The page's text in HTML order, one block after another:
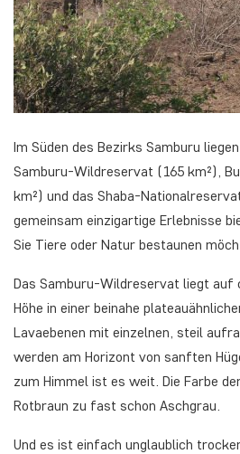
Im Süden des Bezirks Samburu
Samburu-Wildreservat (165 km²),
km²) und das Shaba-
gemeinsam einzigartige Erlebnisse
Sie Tiere oder Natur bestaunen
Das Samburu-Wildreservat liegt auf
Höhe in einer beinahe
Lavaebenen mit einzelnen, steil
werden am Horizont von sanften
zum Himmel ist es weit. Die Farbe
Rotbraun zu fast schon Aschgrau.
Und es ist einfach unglaublich